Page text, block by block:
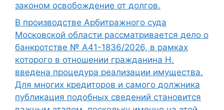
законом освобождение от долгов.
В производстве Арбитражного суда
Московской области рассматривается дело о
банкротстве № А41-1836/2026, в рамках
которого в отношении гражданина Н.
введена процедура реализации имущества.
Для многих кредиторов и самого должника
публикация подобных сведений становится